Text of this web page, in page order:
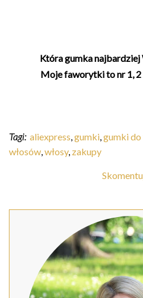
Która gumka najbardziej
Moje faworytki to nr 1,
Tagi: aliexpress gumki gumki do
włosów włosy, zakupy